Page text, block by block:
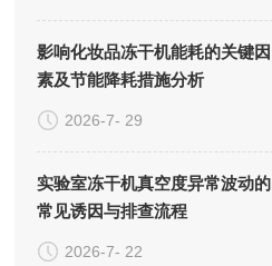
影响化妆品冻干机能耗的关键因
素及节能降耗措施分析
2026-7- 29
实验室冻干机真空度异常波动的
常见诱因与排查流程
2026-7- 22